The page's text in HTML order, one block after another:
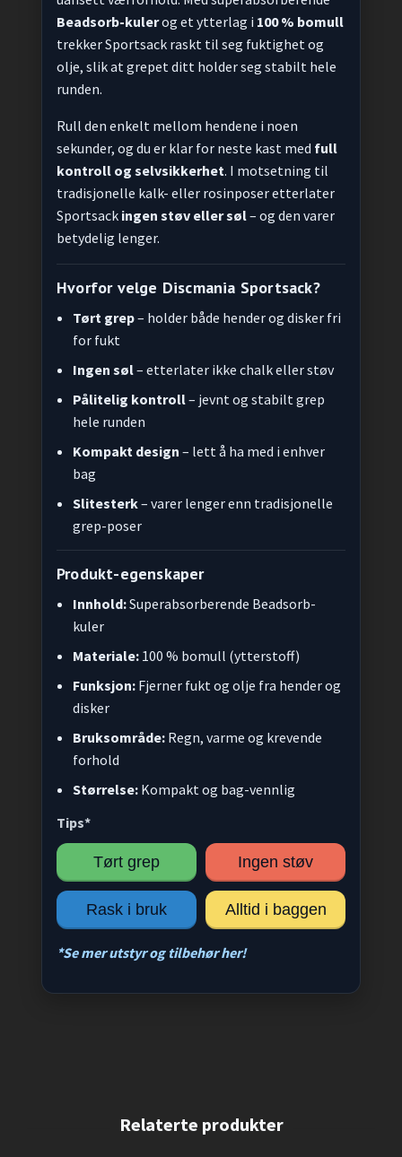
Beadsorb-kulerog et ytterlag i 100 % bomull
trekker Sportsack raskt til seg fuktighet og
olje, slik at grepet ditt holder seg stabilt hele
runden.
Rull den enkelt mellom hendene i noen
sekunder, og du er klar for neste kast med full
kontroll og selvsikkerhet. I motsetning til
tradisjonelle kalk- eller rosinposer etterlater
Sportsack ingen støv eller søl– og den varer
betydelig lenger.
Hvorfor velge Discmania Sportsack?
Tørt grep– holder både hender og disker fri
for fukt
Ingen søl– etterlater ikke chalk eller støv
Pålitelig kontroll– jevnt og stabilt grep
hele runden
Kompakt design – lett å ha med i enhver
bag
Slitesterk– varer lenger enn tradisjonelle
grep-poser
Produkt-egenskaper
Innhold:Superabsorberende Beadsorb-
kuler
Materiale: 100 % bomull (ytterstoff)
Funksjon: Fjerner fukt og olje fra hender og
disker
Bruksområde: Regn, varme og krevende
forhold
Størrelse: Kompakt og bag-vennlig
Tips*
Tørt grep Ingen støv
Rask i bruk Alltid i baggen
*Se mer utstyr og tilbehør her!